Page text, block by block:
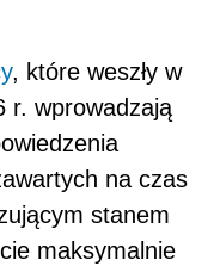
, które weszły w
r. wprowadzają
na czas
stanem
maksymalnie